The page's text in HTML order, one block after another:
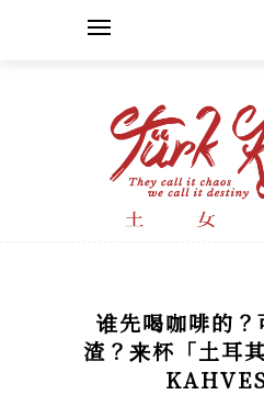
谁先喝咖啡的
渣？来杯「土耳